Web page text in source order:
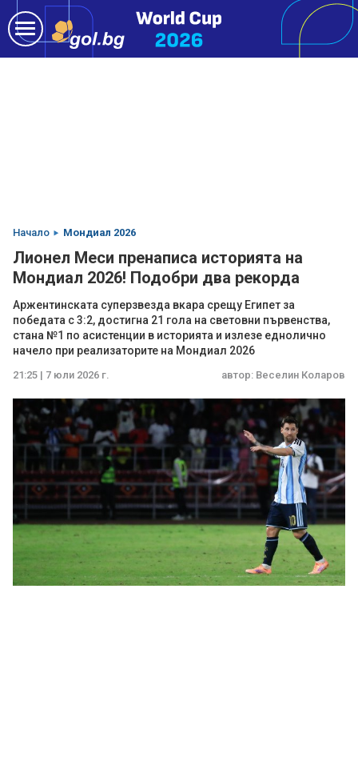
Начало Мондиал 2026
Лионел Меси пренаписа историята на
Мондиал 2026! Подобри два рекорда
Аржентинската суперзвезда вкара срещу Египет за
победата с 3:2, достигна 21 гола на световни първенства,
стана №1 по асистенции в историята и излезе еднолично
начело при реализаторите на Мондиал 2026
21:25 | 7 юли 2026 г. автор: Веселин Коларов